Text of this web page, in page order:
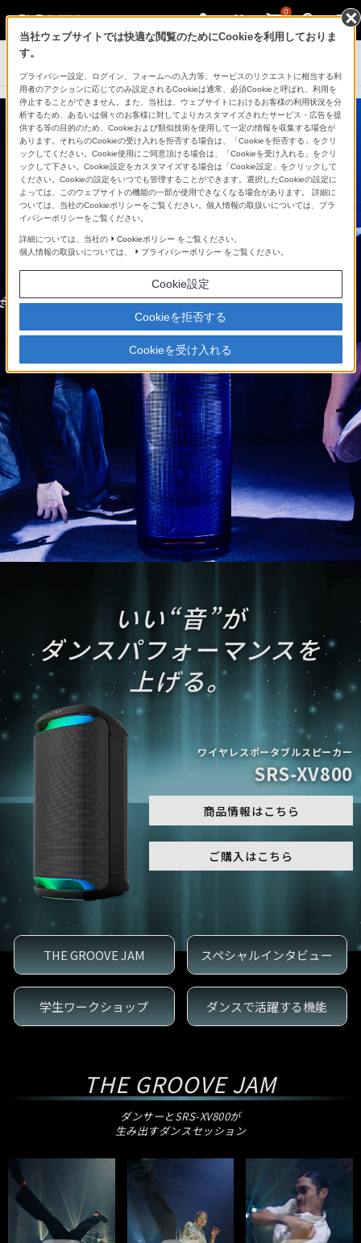
0
アクティブスピーカー/ネックスピーカー
いい“音”が
ダンスパフォーマンスを
上げる。
ワイヤレスポータブルスピーカー
SRS-XV800
商品情報はこちら
ご購入はこちら
THE GROOVE JAM スペシャルインタビュー
学生ワークショップ ダンスで活躍する機能
THE GROOVE JAM
ダンサーとSRS-XV800が
生み出すダンスセッション
当社ウェブサイトでは快適な閲覧のためにCookieを利用しておりま
す。
プライバシー設定、ログイン、フォームへの入力等、サービスのリクエストに相当する利
用者のアクションに応じてのみ設定されるCookieは通常、必須Cookieと呼ばれ、利用を
停止することができません。また、当社は、ウェブサイトにおけるお客様の利用状況を分
析するため、あるいは個々のお客様に対してよりカスタマイズされたサービス・広告を提
供する等の目的のため、Cookieおよび類似技術を使用して一定の情報を収集する場合が
あります。それらのCookieの受け入れを拒否する場合は、「Cookieを拒否する」をクリ
ックしてください。Cookie使用にご同意頂ける場合は、「Cookieを受け入れる」をクリ
ックして下さい。Cookie設定をカスタマイズする場合は「Cookie設定」をクリックして
ください。Cookieの設定をいつでも管理することができます。選択したCookieの設定に
よっては、このウェブサイトの機能の一部が使用できなくなる場合があります。 詳細に
ついては、当社のCookieポリシーをご覧ください。個人情報の取扱いについては、プラ
イバシーポリシーをご覧ください。
詳細については、当社の Cookieポリシー をご覧ください。
個人情報の取扱いについては、
プライバシーポリシー をご覧ください。
Cookie設定
Cookieを拒否する
Cookieを受け入れる